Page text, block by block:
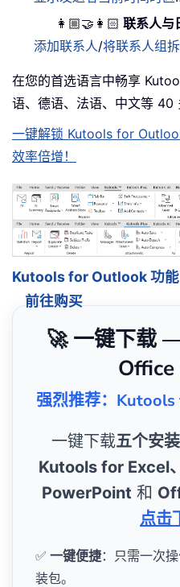
👩🏼‍🤝‍👩🏻 联系人与
添加联系人/将联系人组
在您的首选语言中畅享
语、德语、法语、中文等 40
一键解锁 Kutools for
效率倍增！
Kutools for Outlook 功
前往购买
🚀 一键下载
Office
强烈推荐：Kutools
一键下载五个安
Kutools for Excel
PowerPoint 和
点击
✅ 一键便捷：只需一次
装包。